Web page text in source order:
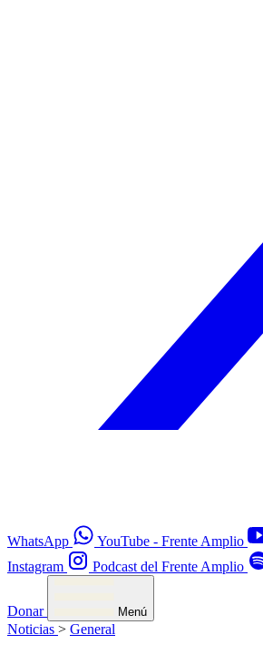
WhatsApp YouTube - Frente Amplio
Instagram
Podcast del Frente Amplio
Donar Menú
Noticias > General